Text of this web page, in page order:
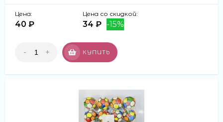
Цена:
40 ₽
Цена со скидкой:
34 ₽ -15%
- + КУПИТЬ